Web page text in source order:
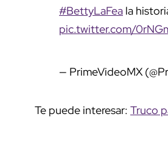
#BettyLaFea la
pic.twitter.com/
— PrimeVideoMX
Te puede interesar: Truco